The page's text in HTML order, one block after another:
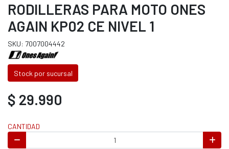
RODILLERAS PARA MOTO ONES
AGAIN KP02 CE NIVEL 1
SKU: 7007004442
Stock por sucursal
$ 29.990
CANTIDAD